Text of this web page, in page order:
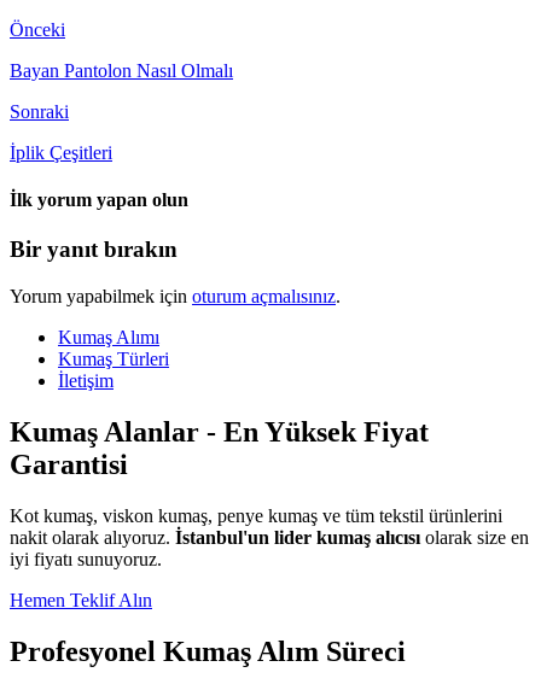
Önceki
Bayan Pantolon Nasıl Olmalı
Sonraki
İplik Çeşitleri
İlk yorum yapan olun
Bir yanıt bırakın
Yorum yapabilmek için oturum açmalısınız.
Kumaş Alımı
Kumaş Türleri
İletişim
Kumaş Alanlar - En Yüksek Fiyat
Garantisi
Kot kumaş, viskon kumaş, penye kumaş ve tüm tekstil ürünlerini
nakit olarak alıyoruz. İstanbul'un lider kumaş alıcısı olarak size en
iyi fiyatı sunuyoruz.
Hemen Teklif Alın
Profesyonel Kumaş Alım Süreci